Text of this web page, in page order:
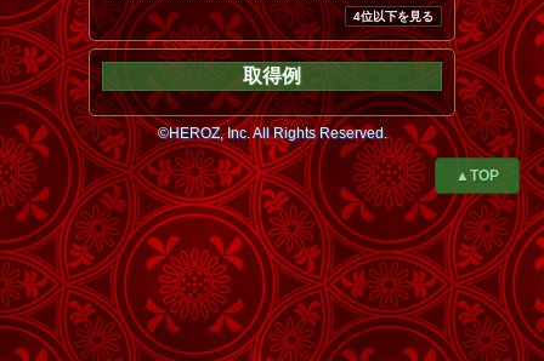
4位以下を見る
取得例
©HEROZ, Inc. All Rights Reserved.
▲TOP